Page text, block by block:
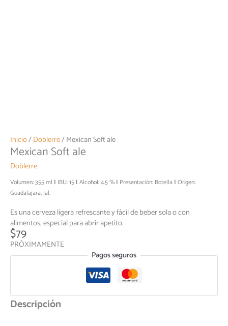
Inicio/Doblerre/ Mexican Soft ale
Mexican Soft ale
Doblerre
Volumen: 355 ml IBU: 15 Alcohol: 4.5 % Presentación: Botella Origen:
Guadalajara, Jal.
Es una cerveza ligera refrescante y fácil de beber sola o con
alimentos, especial para abrir apetito.
$79
PRÓXIMAMENTE
Pagos seguros
Descripción